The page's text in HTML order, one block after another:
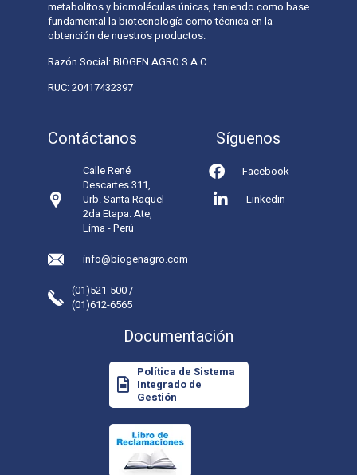
metabolitos y biomoléculas únicas, teniendo como base
fundamental la biotecnología como técnica en la
obtención de nuestros productos.
Razón Social: BIOGEN AGRO S.A.C.
RUC: 20417432397
Contáctanos
Calle René
Descartes 311,
Urb. Santa Raquel
2da Etapa. Ate,
Lima - Perú
info@biogenagro.com
(01)521-500 /
(01)612-6565
Síguenos
Facebook
Linkedin
Documentación
Política de Sistema
Integrado de
Gestión